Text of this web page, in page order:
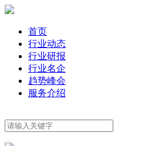
首页
行业动态
行业研报
行业名企
趋势峰会
服务介绍